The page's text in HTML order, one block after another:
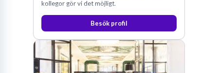
kollegor gör vi det möjligt.
Besök profil